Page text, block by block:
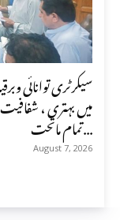
سیکرٹری توانائی
میں بہتری ،
تمام ماتحت...
August 7, 2026